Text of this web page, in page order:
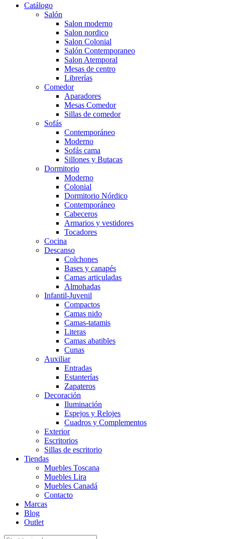
Catálogo
Salón
Salon moderno
Salon nordico
Salon Colonial
Salón Contemporaneo
Salon Atemporal
Mesas de centro
Librerías
Comedor
Aparadores
Mesas Comedor
Sillas de comedor
Sofás
Contemporáneo
Moderno
Sofás cama
Sillones y Butacas
Dormitorio
Moderno
Colonial
Dormitorio Nórdico
Contemporáneo
Cabeceros
Armarios y vestidores
Tocadores
Cocina
Descanso
Colchones
Bases y canapés
Camas articuladas
Almohadas
Infantil-Juvenil
Compactos
Camas nido
Camas-tatamis
Literas
Camas abatibles
Cunas
Auxiliar
Entradas
Estanterías
Zapateros
Decoración
Iluminación
Espejos y Relojes
Cuadros y Complementos
Exterior
Escritorios
Sillas de escritorio
Tiendas
Muebles Toscana
Muebles Lira
Muebles Canadá
Contacto
Marcas
Blog
Outlet